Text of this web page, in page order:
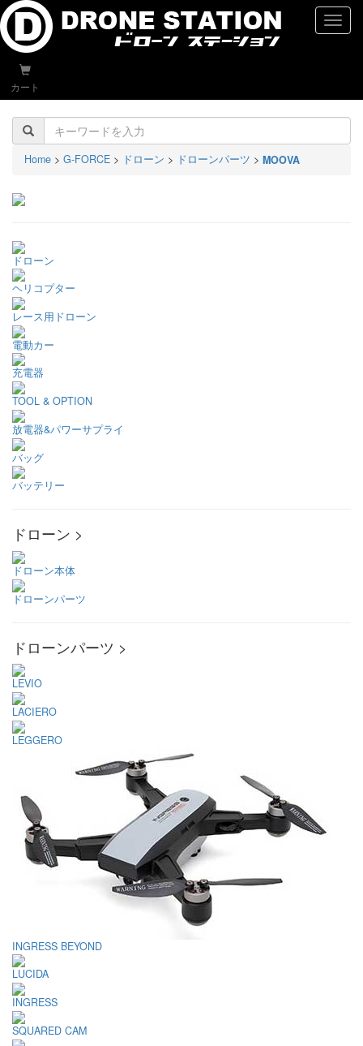
カート
Home > G-FORCE > ドローン > ドローンパーツ > MOOVA
ドローン
ヘリコプター
レース用ドローン
電動カー
充電器
TOOL & OPTION
放電器&パワーサプライ
バッグ
バッテリー
ドローン >
ドローン本体
ドローンパーツ
ドローンパーツ >
LEVIO
LACIERO
LEGGERO
INGRESS BEYOND
LUCIDA
INGRESS
SQUARED CAM